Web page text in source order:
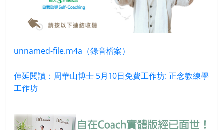
unnamed-file.m4a（錄音檔案）
伸延閱讀：周華山博士 5月10日免費工作坊: 正念教練學
工作坊